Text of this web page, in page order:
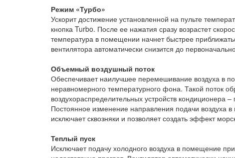
Режим «Турбо»
Ускорит достижение установленной на пульте
кнопка Turbo. После ее нажатия сразу возрастет
температура в помещении начнет быстрее
вентилятора автоматически снизится до
Объемный воздушный поток
Обеспечивает наилучшее перемешивание воздуха в
неравномерного температурного фона. Такой поток
воздухораспределительных устройств кондиционера
Постоянное изменение направления подачи воздуха
исключает сквозняки и позволяет создать эффект
Теплый пуск
Исключает подачу холодного воздуха в помещение